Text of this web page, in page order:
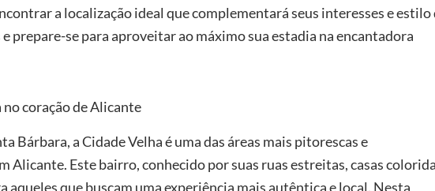
a localização ideal que complementará seus interesses e estilo
prepare-se para aproveitar ao máximo sua estadia na encantadora
coração de Alicante
Bárbara, a Cidade Velha é uma das áreas mais pitorescas e
Alicante. Este bairro, conhecido por suas ruas estreitas, casas
aqueles que buscam uma experiência mais autêntica e local. Nesta